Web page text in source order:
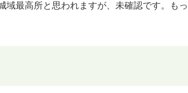
域最高所と思われますが、未確認です。もっ